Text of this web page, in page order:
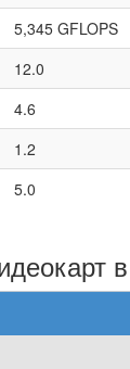
5,345 GFLOPS
12.0
4.6
1.2
5.0